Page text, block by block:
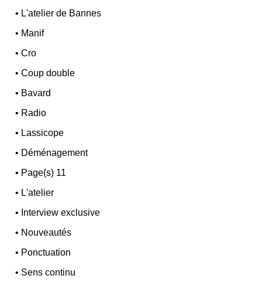
• L'atelier de Bannes
• Manif
•Cro
•Coup double
• Bavard
• Radio
• Lassicope
• Déménagement
• Page(s) 11
• L'atelier
• Interview exclusive
• Nouveautés
• Ponctuation
• Sens continu